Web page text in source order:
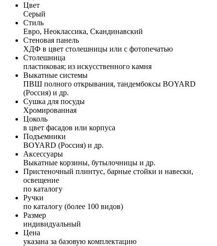
Цвет
Серый
Стиль
Евро, Неоклассика, Скандинавский
Стеновая панель
ХДФ в цвет столешницы или с фотопечатью
Столешница
пластиковая; из искусственного камня
Выкатные системы
ПВШ полного открывания, тандембоксы BOYARD
(Россия) и др.
Сушка для посуды
Хромированная
Цоколь
в цвет фасадов или корпуса
Подъемники
BOYARD (Россия) и др.
Аксессуары
Выкатные корзины, бутылочницы и др.
Пристеночный плинтус, барные стойки и навески,
освещение
по каталогу
Ручки
по каталогу (более 100 видов)
Размер
индивидуальный
Цена
указана за базовую комплектацию